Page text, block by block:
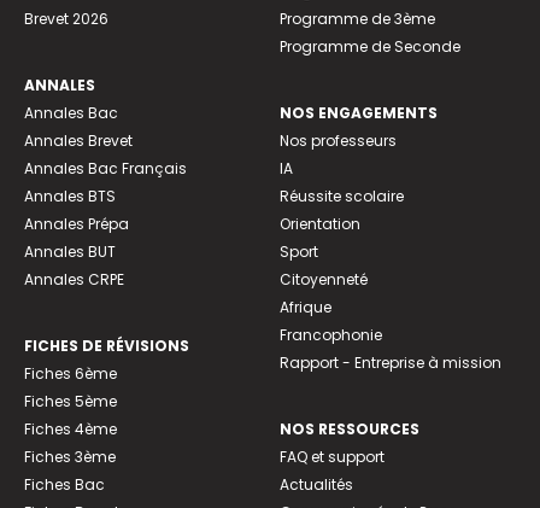
Brevet 2026
ANNALES
Annales Bac
Annales Brevet
Annales Bac Français
Annales BTS
Annales Prépa
Annales BUT
Annales CRPE
FICHES DE RÉVISIONS
Fiches 6ème
Fiches 5ème
Fiches 4ème
Fiches 3ème
Fiches Bac
Programme de 3ème
Programme de Seconde
NOS ENGAGEMENTS
Nos professeurs
IA
Réussite scolaire
Orientation
Sport
Citoyenneté
Afrique
Francophonie
Rapport - Entreprise à mission
NOS RESSOURCES
FAQ et support
Actualités